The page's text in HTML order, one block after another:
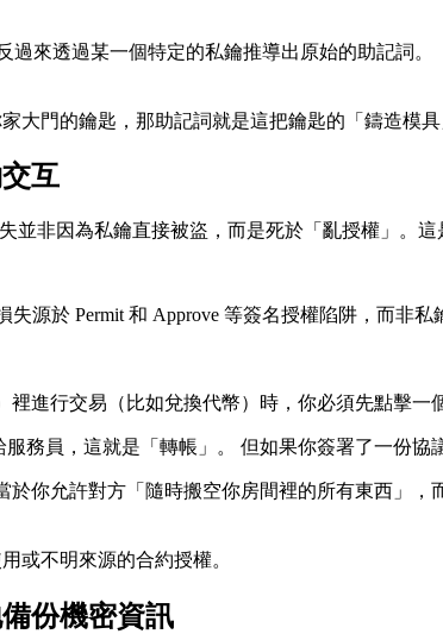
過來透過某一個特定的私鑰推導出原始的助記詞。
大門的鑰匙，那助記詞就是這把鑰匙的「鑄造模
互
並非因為私鑰直接被盜，而是死於「亂授權」。這
源於 Permit 和 Approve 等簽名授權陷阱，而非私
裡進行交易（比如兌換代幣）時，你必須先點擊一
務員，這就是「轉帳」。 但如果你簽署了一份
於你允許對方「隨時搬空你房間裡的所有東西」
或不明來源的合約授權。
份機密資訊